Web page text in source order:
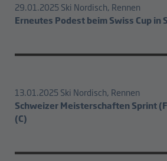
29.01.2025 Ski Nordisch, Rennen
Erneutes Podest beim Swiss Cup in
13.01.2025 Ski Nordisch, Rennen
Schweizer Meisterschaften Sprint
(C)